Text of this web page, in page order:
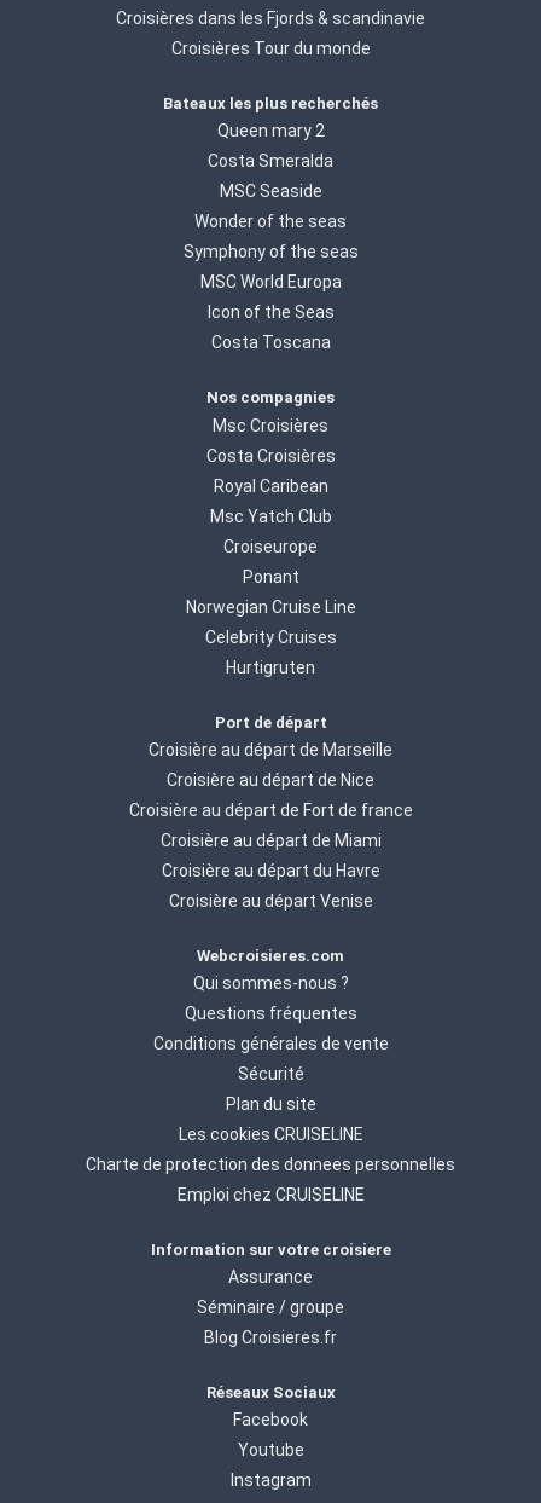
Croisières dans les Fjords & scandinavie
Croisières Tour du monde
Bateaux les plus recherchés
Queen mary 2
Costa Smeralda
MSC Seaside
Wonder of the seas
Symphony of the seas
MSC World Europa
Icon of the Seas
Costa Toscana
Nos compagnies
Msc Croisières
Costa Croisières
Royal Caribean
Msc Yatch Club
Croiseurope
Ponant
Norwegian Cruise Line
Celebrity Cruises
Hurtigruten
Port de départ
Croisière au départ de Marseille
Croisière au départ de Nice
Croisière au départ de Fort de france
Croisière au départ de Miami
Croisière au départ du Havre
Croisière au départ Venise
Webcroisieres.com
Qui sommes-nous ?
Questions fréquentes
Conditions générales de vente
Sécurité
Plan du site
Les cookies CRUISELINE
Charte de protection des donnees personnelles
Emploi chez CRUISELINE
Information sur votre croisiere
Assurance
Séminaire / groupe
Blog Croisieres.fr
Réseaux Sociaux
Facebook
Youtube
Instagram